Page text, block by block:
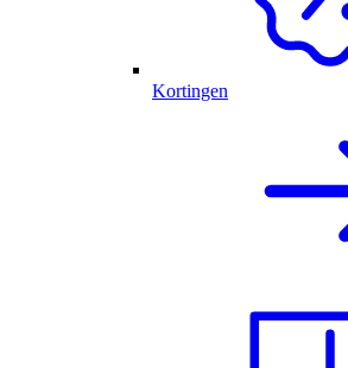
Kortingen